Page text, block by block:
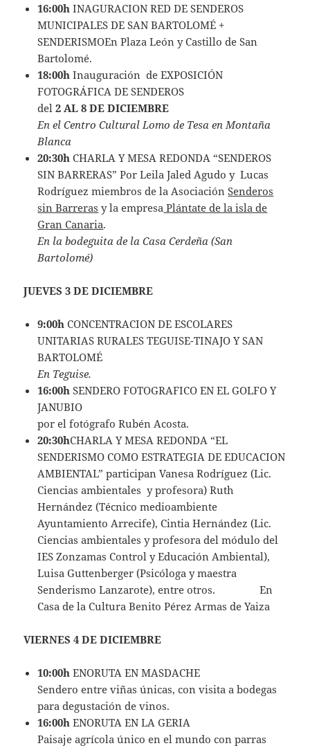
16:00h INAGURACION RED DE SENDEROS
MUNICIPALES DE SAN BARTOLOMÉ +
SENDERISMOEn Plaza León y Castillo de San
Bartolomé.
18:00hInauguración de EXPOSICIÓN
FOTOGRÁFICA DE SENDEROS
del2 AL 8 DE DICIEMBRE
En el Centro Cultural Lomo de Tesa en Montaña
Blanca
20:30h CHARLA Y MESA REDONDA “SENDEROS
SIN BARRERAS” Por Leila Jaled Agudo y Lucas
Rodríguez miembros de la AsociaciónSenderos
sin Barreras y la empresa Plántate de la isla de
Gran Canaria.
En la bodeguita de la Casa Cerdeña (San
Bartolomé)
JUEVES 3 DE DICIEMBRE
9:00h CONCENTRACION DE ESCOLARES
UNITARIAS RURALES TEGUISE-TINAJO Y SAN
BARTOLOMÉ
En Teguise.
16:00h SENDERO FOTOGRAFICO EN EL GOLFO Y
JANUBIO
por el fotógrafo Rubén Acosta.
20:30hCHARLA Y MESA REDONDA “EL
SENDERISMO COMO ESTRATEGIA DE EDUCACION
AMBIENTAL” participan Vanesa Rodríguez (Lic.
Ciencias ambientales y profesora) Ruth
Hernández (Técnico medioambiente
Ayuntamiento Arrecife), Cintia Hernández (Lic.
Ciencias ambientales y profesora del módulo del
IES Zonzamas Control y Educación Ambiental),
Luisa Guttenberger (Psicóloga y maestra
Senderismo Lanzarote), entre otros. En
Casa de la Cultura Benito Pérez Armas de Yaiza
VIERNES 4 DE DICIEMBRE
10:00h ENORUTA EN MASDACHE
Sendero entre viñas únicas, con visita a bodegas
para degustación de vinos.
16:00h ENORUTA EN LA GERIA
Paisaje agrícola único en el mundo con parras